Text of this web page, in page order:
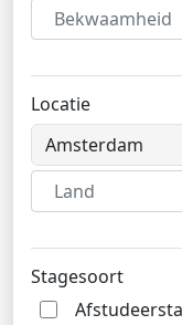
Bekwaamheid
Locatie
Land
Stagesoort